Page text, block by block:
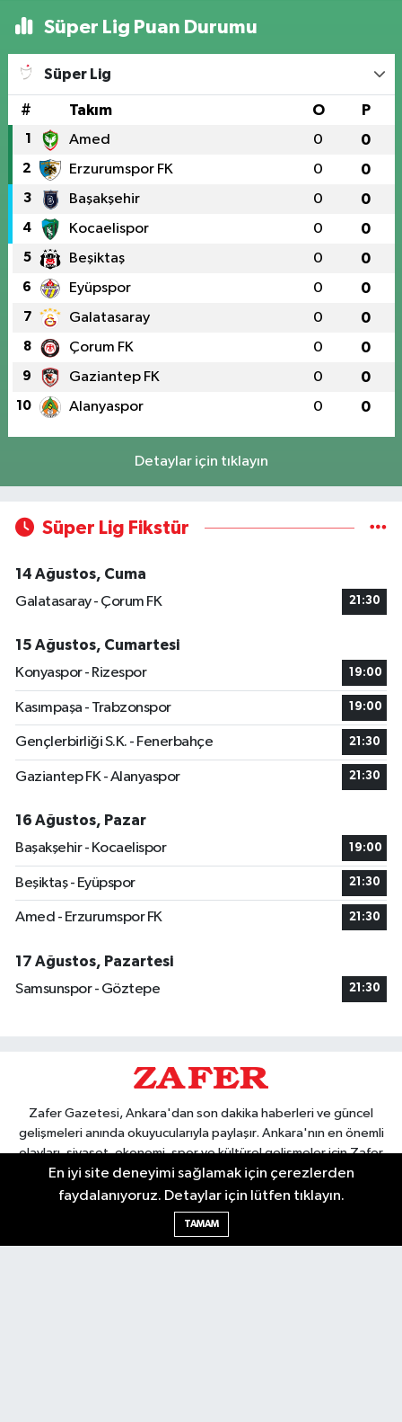
Süper Lig Puan Durumu
Süper Lig
# Takım O P
1 Amed 0 0
2 Erzurumspor FK 0 0
3 Başakşehir 0 0
4 Kocaelispor 0 0
5 Beşiktaş 0 0
6 Eyüpspor 0 0
7 Galatasaray 0 0
8 Çorum FK 0 0
9 Gaziantep FK 0 0
10 Alanyaspor 0 0
Detaylar için tıklayın
Süper Lig Fikstür
14 Ağustos, Cuma
Galatasaray - Çorum FK
21:30
15 Ağustos, Cumartesi
Konyaspor - Rizespor
19:00
Kasımpaşa - Trabzonspor 19:00
Gençlerbirliği S.K. - Fenerbahçe 21:30
Gaziantep FK - Alanyaspor 21:30
16 Ağustos, Pazar
Başakşehir - Kocaelispor
19:00
Beşiktaş - Eyüpspor 21:30
Amed - Erzurumspor FK 21:30
17 Ağustos, Pazartesi
Samsunspor - Göztepe
21:30
Zafer Gazetesi, Ankara'dan son dakika haberleri ve güncel
gelişmeleri anında okuyucularıyla paylaşır. Ankara'nın en önemli
olayları, siyaset, ekonomi, spor ve kültürel gelişmeler için Zafer
Gazetesi'ni takip edin. Başkentin güvendiği haber kaynağı.
En iyi site deneyimi sağlamak için çerezlerden
faydalanıyoruz. Detaylar için lütfen tıklayın.
TAMAM